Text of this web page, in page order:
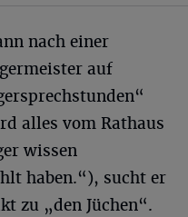
nach einer
auf
alles vom Rathaus
wissen
haben.“), sucht er
zu „den Jüchen“.